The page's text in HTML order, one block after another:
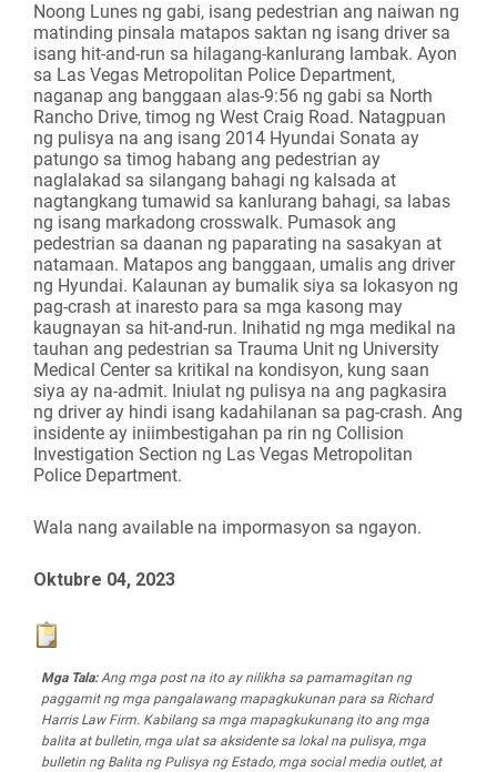
Noong Lunes ng gabi, isang pedestrian ang naiwan ng
matinding pinsala matapos saktan ng isang driver sa
isang hit-and-run sa hilagang-kanlurang lambak. Ayon
sa Las Vegas Metropolitan Police Department,
naganap ang banggaan alas-9:56 ng gabi sa North
Rancho Drive, timog ng West Craig Road. Natagpuan
ng pulisya na ang isang 2014 Hyundai Sonata ay
patungo sa timog habang ang pedestrian ay
naglalakad sa silangang bahagi ng kalsada at
nagtangkang tumawid sa kanlurang bahagi, sa labas
ng isang markadong crosswalk. Pumasok ang
pedestrian sa daanan ng paparating na sasakyan at
natamaan. Matapos ang banggaan, umalis ang driver
ng Hyundai. Kalaunan ay bumalik siya sa lokasyon ng
pag-crash at inaresto para sa mga kasong may
kaugnayan sa hit-and-run. Inihatid ng mga medikal na
tauhan ang pedestrian sa Trauma Unit ng University
Medical Center sa kritikal na kondisyon, kung saan
siya ay na-admit. Iniulat ng pulisya na ang pagkasira
ng driver ay hindi isang kadahilanan sa pag-crash. Ang
insidente ay iniimbestigahan pa rin ng Collision
Investigation Section ng Las Vegas Metropolitan
Police Department.
Wala nang available na impormasyon sa ngayon.
Oktubre 04, 2023
Mga Tala:Ang mga post na ito ay nilikha sa pamamagitan ng
paggamit ng mga pangalawang mapagkukunan para sa Richard
Harris Law Firm. Kabilang sa mga mapagkukunang ito ang mga
balita at bulletin, mga ulat sa aksidente sa lokal na pulisya, mga
bulletin ng Balita ng Pulisya ng Estado, mga social media outlet, at